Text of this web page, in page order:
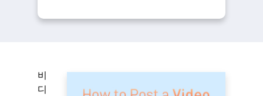
비
디